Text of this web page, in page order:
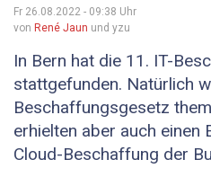
Fr 26.08.2022 - 09:38 Uhr
von René Jaun und yzu
In Bern hat die 11. IT-
stattgefunden. Natürlich
Beschaffungsgesetz
erhielten aber auch einen
Cloud-Beschaffung der